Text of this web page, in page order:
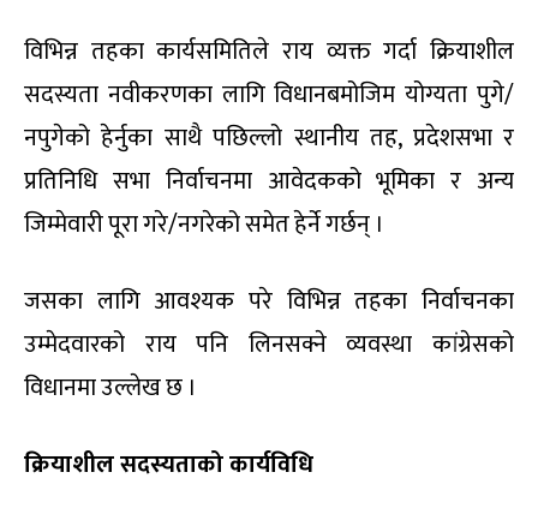
विभिन्न तहका कार्यसमितिले राय व्यक्त गर्दा क्रियाशील
सदस्यता नवीकरणका लागि विधानबमोजिम योग्यता पुगे/
नपुगेको हेर्नुका साथै पछिल्लो स्थानीय तह, प्रदेशसभा र
प्रतिनिधि सभा निर्वाचनमा आवेदकको भूमिका र अन्य
जिम्मेवारी पूरा गरे/नगरेको समेत हेर्ने गर्छन् ।
जसका लागि आवश्यक परे विभिन्न तहका निर्वाचनका
उम्मेदवारको राय पनि लिनसक्ने व्यवस्था कांग्रेसको
विधानमा उल्लेख छ ।
क्रियाशील सदस्यताको कार्यविधि